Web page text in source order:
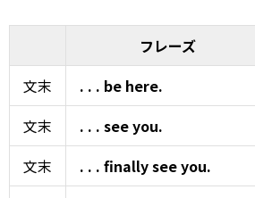
フレーズ
文末
. . . be here.
文末
. . . see you.
文末
. . . finally see you.